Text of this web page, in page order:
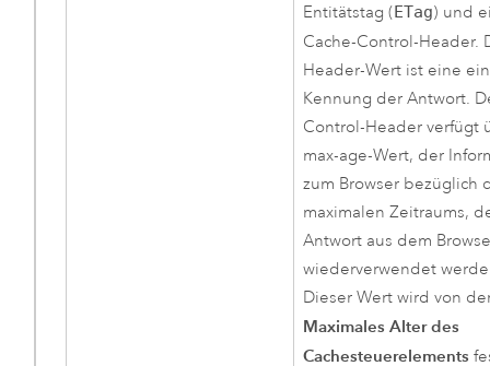
Entitätstag (ETag) und
Cache-Control-Header.
Header-Wert ist eine
Kennung der Antwort.
Control-Header verfügt
max-age-Wert, der
zum Browser bezüglich
maximalen Zeitraums,
Antwort aus dem
wiederverwendet
Dieser Wert wird von
Maximales Alter des
Cachesteuerelements